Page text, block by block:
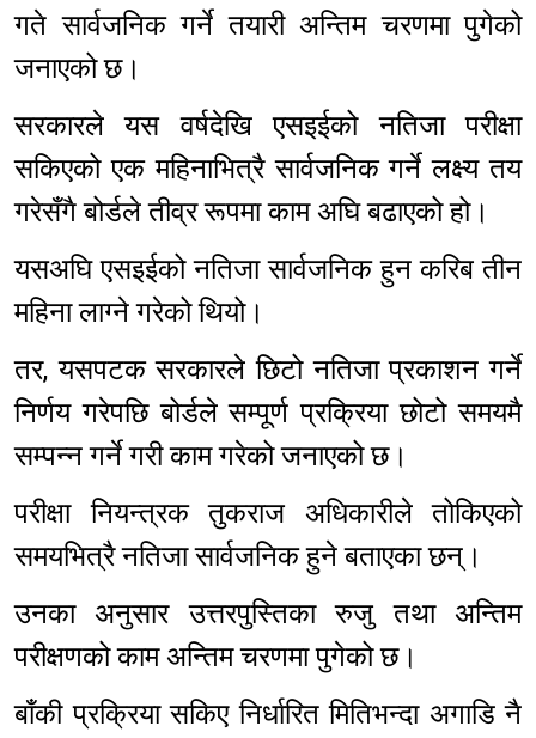
गते सार्वजनिक गर्ने तयारी अन्तिम चरणमा पुगेको
जनाएको छ।
सरकारले यस वर्षदेखि एसइईको नतिजा परीक्षा
सकिएको एक महिनाभित्रै सार्वजनिक गर्ने लक्ष्य तय
गरेसँगै बोर्डले तीव्र रूपमा काम अघि बढाएको हो।
यसअघि एसइईको नतिजा सार्वजनिक हुन करिब तीन
महिना लाग्ने गरेको थियो।
तर, यसपटक सरकारले छिटो नतिजा प्रकाशन गर्ने
निर्णय गरेपछि बोर्डले सम्पूर्ण प्रक्रिया छोटो समयमै
सम्पन्न गर्ने गरी काम गरेको जनाएको छ।
परीक्षा नियन्त्रक तुकराज अधिकारीले तोकिएको
समयभित्रै नतिजा सार्वजनिक हुने बताएका छन्।
उनका अनुसार उत्तरपुस्तिका रुजु तथा अन्तिम
परीक्षणको काम अन्तिम चरणमा पुगेको छ।
बाँकी प्रक्रिया सकिए निर्धारित मितिभन्दा अगाडि नै